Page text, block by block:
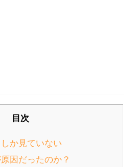
目次
か見ていない
因だったのか？